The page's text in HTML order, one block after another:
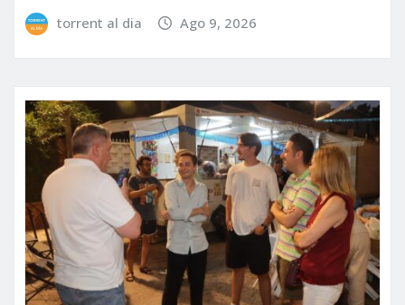
torrent al dia Ago 9, 2026